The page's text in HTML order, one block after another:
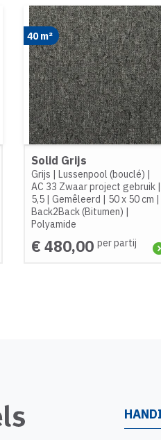
40 m²
Solid Grijs
Grijs |Lussenpool (bouclé) |
AC 33 Zwaar project gebruik |
5,5 |Gemêleerd | 50 x 50 cm |
Back2Back (Bitumen) |
Polyamide
€ 480,00 per partij